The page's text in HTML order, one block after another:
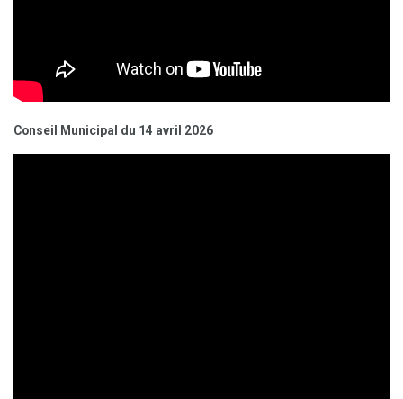
Conseil Municipal du 14 avril 2026